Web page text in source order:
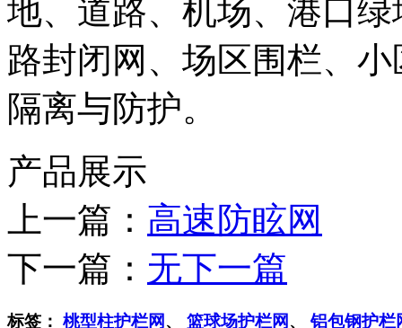
地、道路、机场、港口
路封闭网、场区围栏、
隔离与防护。
产品展示
上一篇： 高速防眩网
下一篇： 无下一篇
标签： 桃型柱护栏网 、 篮球场护栏网 、铝包钢护栏